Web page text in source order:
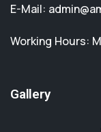
E-Mail:
Working Hours:
Gallery